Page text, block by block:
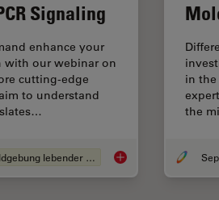
Signaling
enhance your
with our webinar on
cutting-edge
to understand
Bildgebung lebender Zellen Cutting-Edge Imaging
in
the